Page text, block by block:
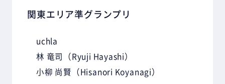
関東エリア準グランプリ
uchla
林 竜司 （Ryuji Hayashi）
小柳 尚賢 （Hisanori Koyanagi）